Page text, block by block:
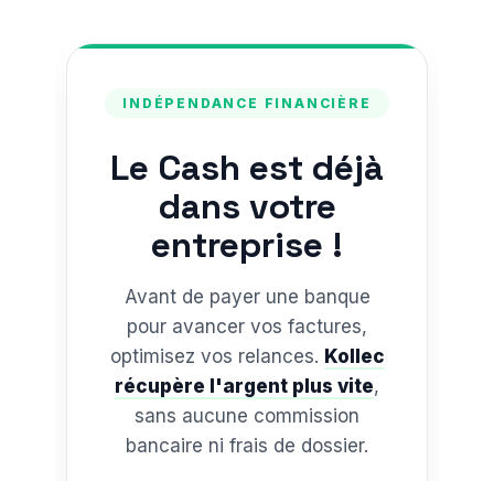
INDÉPENDANCE FINANCIÈRE
Le Cash est déjà
dans votre
entreprise !
Avant de payer une banque
pour avancer vos factures,
optimisez vos relances. Kollec
récupère l'argent plus vite,
sans aucune commission
bancaire ni frais de dossier.